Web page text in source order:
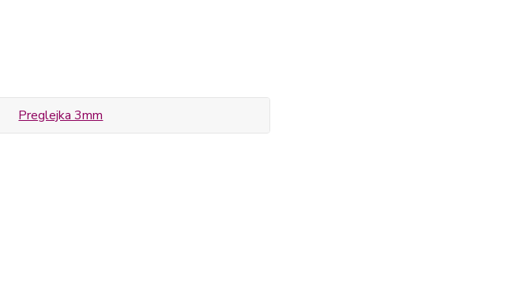
Preglejka 3mm